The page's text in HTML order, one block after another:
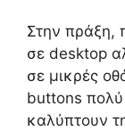
Στην πράξη,
σε desktop
σε μικρές
buttons
καλύπτουν